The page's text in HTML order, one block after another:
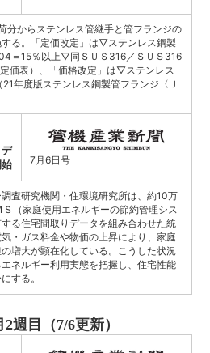
分からステンレス管継手と管フランジの
る。「定価改定」は▽ステンレス鋼製
＝15％以上▽同ＳＵＳ316／ＳＵＳ316
価表）、「価格改定」は▽ステンレス
年度版ステンレス鋼製管フランジ〈Ｊ
7月6日号
査研究機関・住環境研究所は、約10万
（家庭使用エネルギーの節約管理シス
る住宅間取りデータを組み合わせた統
・ガス料金や物価の上昇により、家庭
増大が顕在化している。こうした状況
ネルギー利用実態を把握し、住宅性能
する。
2週目（7/6更新）